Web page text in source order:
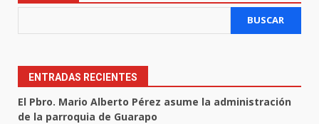
BUSCAR
ENTRADAS RECIENTES
El Pbro. Mario Alberto Pérez asume la administración
de la parroquia de Guarapo